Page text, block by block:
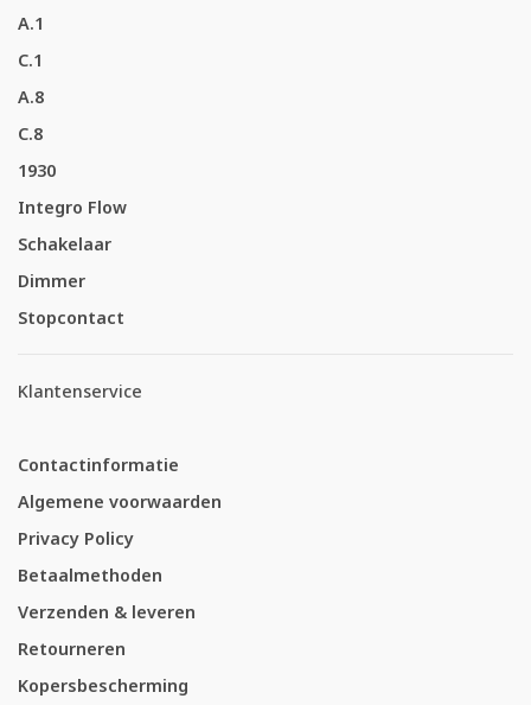
A.1
C.1
A.8
C.8
1930
Integro Flow
Schakelaar
Dimmer
Stopcontact
Klantenservice
Contactinformatie
Algemene voorwaarden
Privacy Policy
Betaalmethoden
Verzenden & leveren
Retourneren
Kopersbescherming